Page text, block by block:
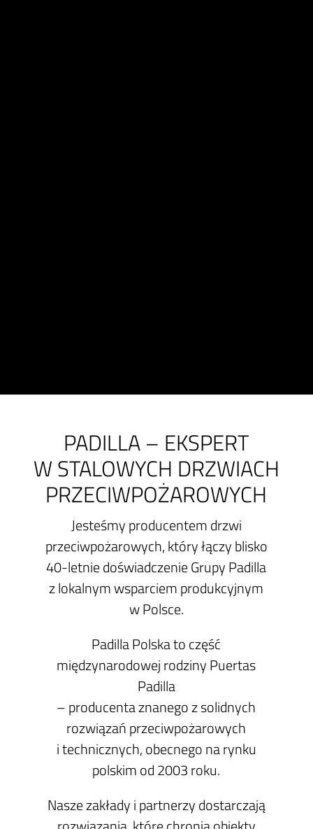
PADILLA – EKSPERT
W STALOWYCH DRZWIACH
PRZECIWPOŻAROWYCH
Jesteśmy producentem drzwi
przeciwpożarowych, który łączy blisko
40-letnie doświadczenie Grupy Padilla
z lokalnym wsparciem produkcyjnym
w Polsce.
Padilla Polska to część
międzynarodowej rodziny Puertas
Padilla
– producenta znanego z solidnych
rozwiązań przeciwpożarowych
i technicznych, obecnego na rynku
polskim od 2003 roku.
Nasze zakłady i partnerzy dostarczają